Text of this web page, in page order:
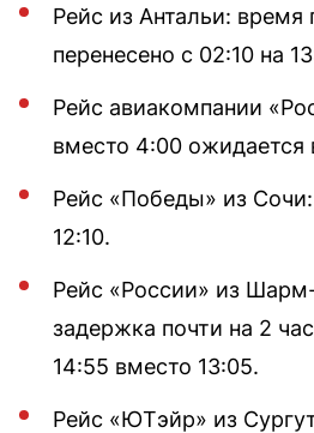
Рейс из Антальи: время
перенесено с 02:10 на
Рейс авиакомпании
вместо 4:00 ожидается
Рейс «Победы» из
12:10.
Рейс «России» из
задержка почти на 2
14:55 вместо 13:05.
Рейс «ЮТэйр» из